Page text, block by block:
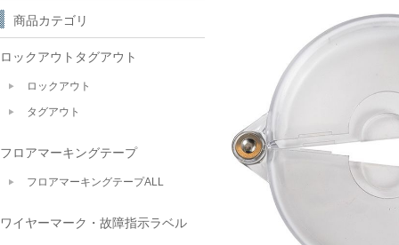
商品カテゴリ
ロックアウトタグアウト
ロックアウト
タグアウト
フロアマーキングテープ
フロアマーキングテープALL
ワイヤーマーク・故障指示ラベル